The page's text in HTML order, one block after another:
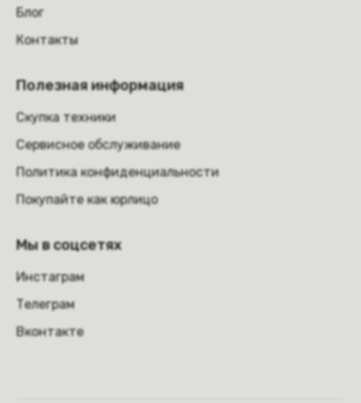
Блог
Контакты
Полезная информация
Скупка техники
Сервисное обслуживание
Политика конфиденциальности
Покупайте как юрлицо
Мы в соцсетях
Инстаграм
Телеграм
Вконтакте